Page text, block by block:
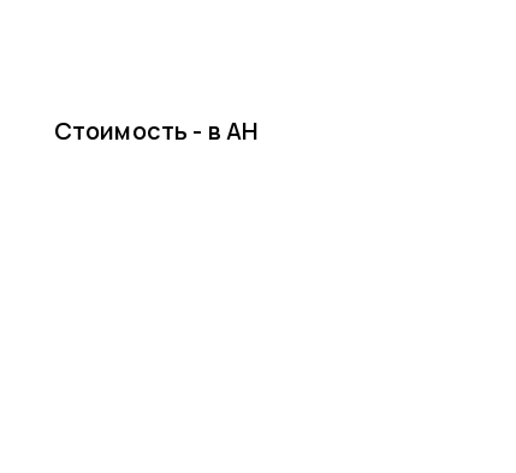
Стоимость - в АН